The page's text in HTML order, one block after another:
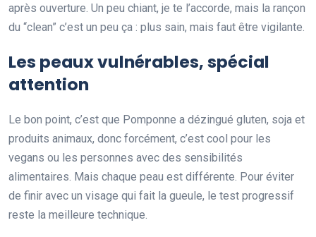
après ouverture. Un peu chiant, je te l’accorde, mais la rançon
du “clean” c’est un peu ça : plus sain, mais faut être vigilante.
Les peaux vulnérables, spécial
attention
Le bon point, c’est que Pomponne a dézingué gluten, soja et
produits animaux, donc forcément, c’est cool pour les
vegans ou les personnes avec des sensibilités
alimentaires. Mais chaque peau est différente. Pour éviter
de finir avec un visage qui fait la gueule, le test progressif
reste la meilleure technique.